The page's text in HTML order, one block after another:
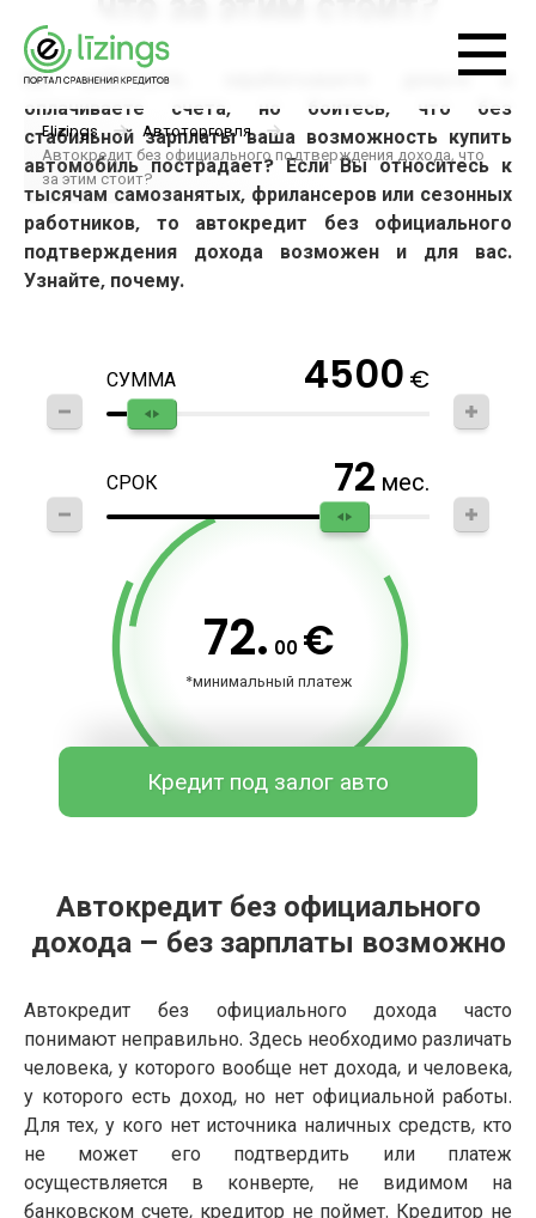
Elizings
Автоторговля
Автокредит без официального подтверждения дохода, что
за этим стоит?
Вы работаете, зарабатываете деньги и
оплачиваете счета, но боитесь, что без
стабильной зарплаты ваша возможность купить
автомобиль пострадает? Если Вы относитесь к
тысячам самозанятых, фрилансеров или сезонных
работников, то автокредит без официального
подтверждения дохода возможен и для вас.
Узнайте, почему.
СУММА 4500 €
СРОК 72 мес.
72. 00 €
*минимальный платеж
Кредит под залог авто
Автокредит без официального
дохода – без зарплаты возможно
Автокредит без официального дохода часто
понимают неправильно. Здесь необходимо различать
человека, у которого вообще нет дохода, и человека,
у которого есть доход, но нет официальной работы.
Для тех, у кого нет источника наличных средств, кто
не может его подтвердить или платеж
осуществляется в конверте, не видимом на
банковском счете, кредитор не поймет. Кредитор не